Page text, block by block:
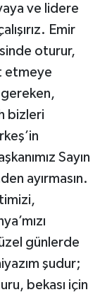
ve lidere
Emir
oturur,
etmeye
bizleri
Sayın
ayırmasın.
günlerde
şudur;
bekası için